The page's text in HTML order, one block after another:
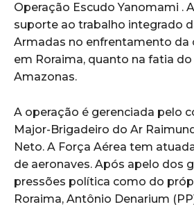
Operação Escudo Yanomami .
suporte ao trabalho integrado
Armadas no enfrentamento da
em Roraima, quanto na fatia
Amazonas.
A operação é gerenciada pelo
Major-Brigadeiro do Ar
Neto. A Força Aérea tem
de aeronaves. Após apelo dos
pressões política como do
Roraima, Antônio Denarium